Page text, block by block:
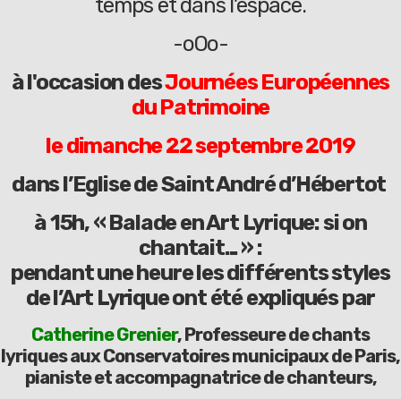
-oOo-
à l'occasion desJournées Européennes
du Patrimoine
le dimanche 22 septembre 2019
dans l’Eglise de Saint André d’Hébertot
à 15h, « Balade en Art Lyrique: si on
chantait... » :
pendant une heure les différents styles
de l’Art Lyrique ont été expliqués par
Catherine Grenier, Professeure de chants
lyriques aux Conservatoires municipaux de Paris,
pianiste et accompagnatrice de chanteurs,